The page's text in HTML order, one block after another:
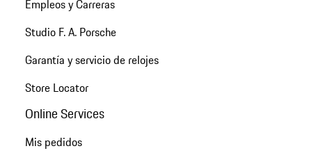
Empleos y Carreras
Studio F. A. Porsche
Garantía y servicio de relojes
Store Locator
Online Services
Mis pedidos